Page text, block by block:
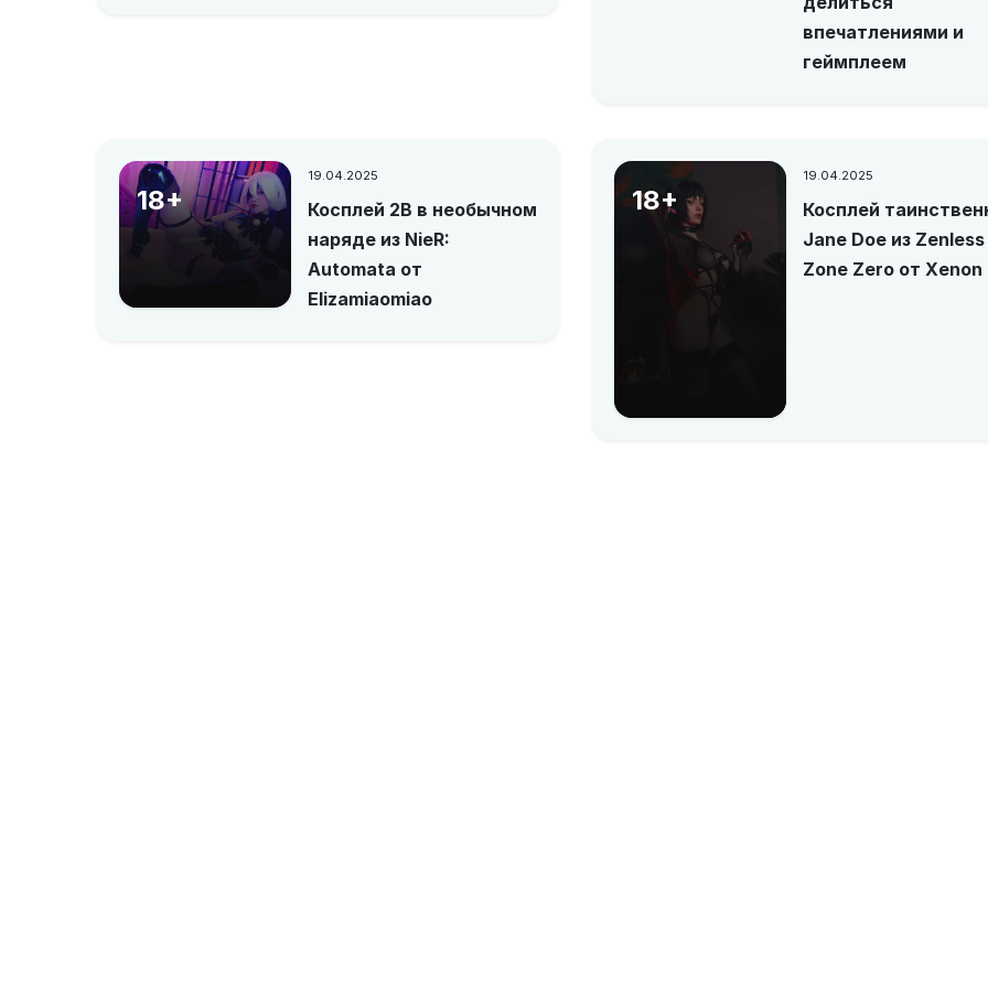
впечатлениями и
геймплеем
18+
19.04.2025
Косплей 2B в необычном
наряде из NieR:
Automata от
Elizamiaomiao
18+
19.04.2025
Косплей
Jane Doe из Zenless
Zone Zero от Xenon